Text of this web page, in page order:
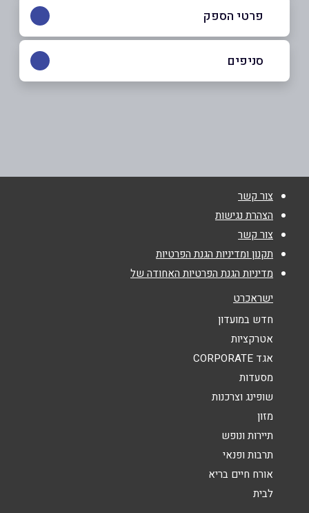
פרטי הספק
באתר
טלפון*
אנא חזרו אלי בקשר ל...
הודעה
סניפים
צור קשר
הצהרת נגישות
צור קשר
תקנון ומדיניות הגנת הפרטיות
מדיניות הגנת הפרטיות האחודה של
ישראכרט
חדש במועדון
אטרקציות
אגד CORPORATE
מסעדות
שופינג וצרכנות
מזון
תיירות ונופש
תרבות ופנאי
אורח חיים בריא
לבית